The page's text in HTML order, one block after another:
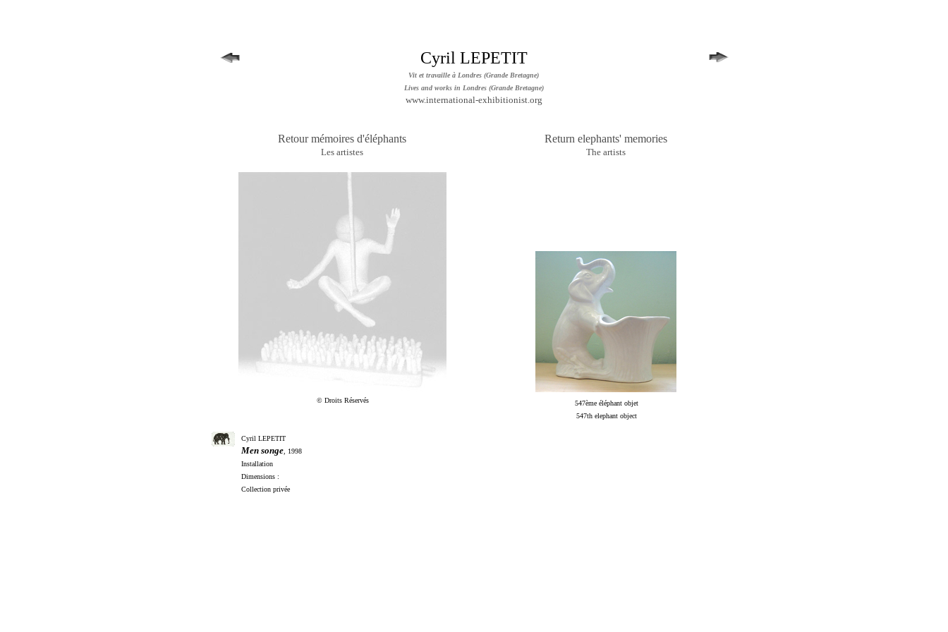
Cyril LEPETIT
Vit et travaille à Londres (Grande Bretagne)
Lives and works in Londres (Grande Bretagne)
www.international-exhibitionist.org
Retour mémoires d'éléphants
Les artistes
Return elephants' memories
The artists
© Droits Réservés
547ème éléphant objet
547thelephant object
Cyril LEPETIT
Men songe
1998
Installation
Dimensions :
Collection privée